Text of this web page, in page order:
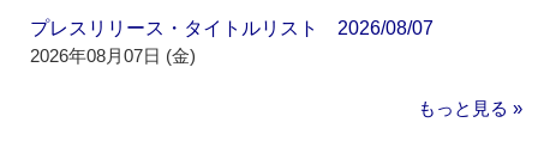
プレスリリース・タイトルリスト 2026/08/07
2026年08月07日 (金)
もっと見る »